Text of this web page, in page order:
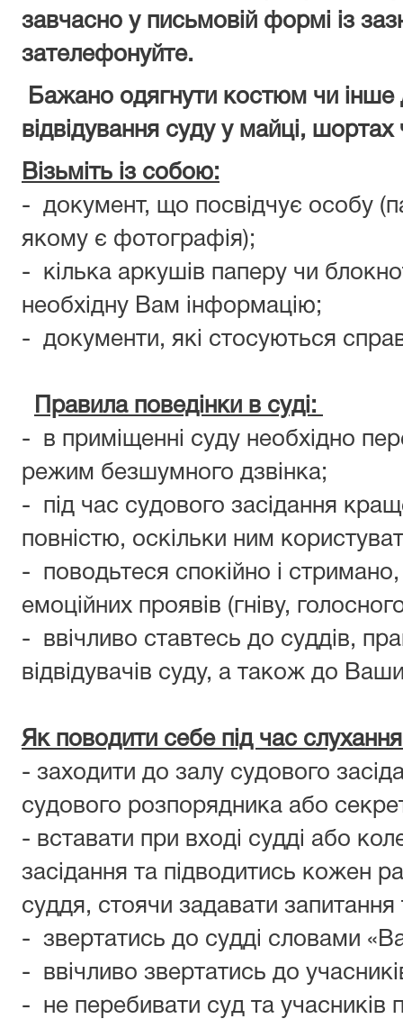
завчасно у письмовій формі із
зателефонуйте.
Бажано одягнути костюм чи інше
відвідування суду у майці,
Візьміть із собою:
- документ, що посвідчує особу
якому є фотографія);
- кілька аркушів паперу чи
необхідну Вам інформацію;
- документи, які стосуються
Правила поведінки в суді:
- в приміщенні суду необхідно
режим безшумного дзвінка;
- під час судового засідання
повністю, оскільки ним
- поводьтеся спокійно і
емоційних проявів (гніву,
- ввічливо ставтесь до суддів,
відвідувачів суду, а також до
Як поводити себе під час
- заходити до залу судового
судового розпорядника або
- вставати при вході судді або
засідання та підводитись кожен
суддя, стоячи задавати запитання
- звертатись до судді словами
- ввічливо звертатись до
- не перебивати суд та